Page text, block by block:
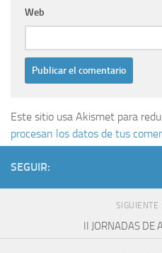
Web
Este sitio usa Akismet para
procesan los datos de tus
SEGUIR:
SIGUIENTE
II JORNADAS